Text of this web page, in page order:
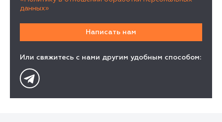
данных»
Или свяжитесь с нами другим удобным способом: